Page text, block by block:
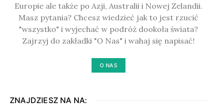
Europie ale także po Azji, Australii i Nowej Zelandii.
Masz pytania? Chcesz wiedzieć jak to jest rzucić
"wszystko" i wyjechać w podróż dookoła świata?
Zajrzyj do zakładki "O Nas" i wahaj się napisać!
O NAS
ZNAJDZIESZ NA NA: